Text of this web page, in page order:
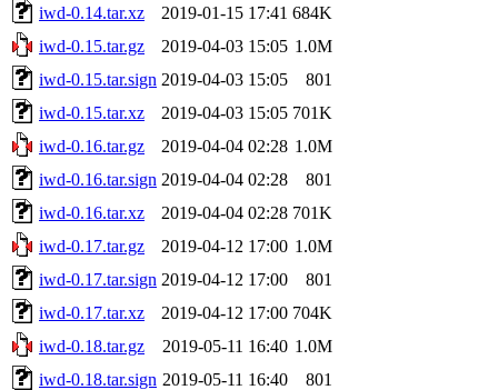
iwd-0.14.tar.xz
2019-01-15 17:41 684K
iwd-0.15.tar.gz
2019-04-03 15:05 1.0M
iwd-0.15.tar.sign 2019-04-03 15:05
801
iwd-0.15.tar.xz
2019-04-03 15:05 701K
iwd-0.16.tar.gz
2019-04-04 02:28 1.0M
iwd-0.16.tar.sign 2019-04-04 02:28
801
iwd-0.16.tar.xz
2019-04-04 02:28 701K
iwd-0.17.tar.gz
2019-04-12 17:00 1.0M
iwd-0.17.tar.sign 2019-04-12 17:00
801
iwd-0.17.tar.xz
2019-04-12 17:00 704K
iwd-0.18.tar.gz
2019-05-11 16:40 1.0M
iwd-0.18.tar.sign 2019-05-11 16:40
801